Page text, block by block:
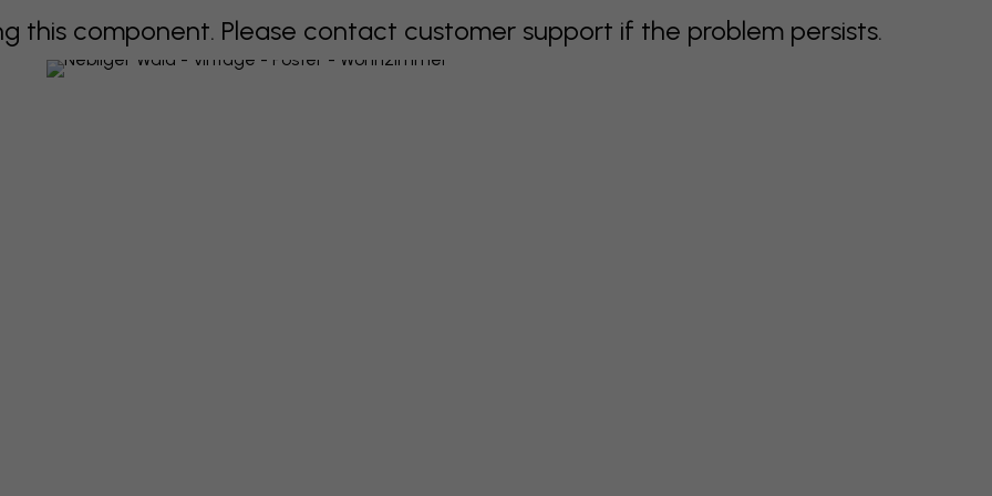
this component. Please contact customer support if the problem persists.